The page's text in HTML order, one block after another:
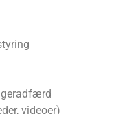
videoer)